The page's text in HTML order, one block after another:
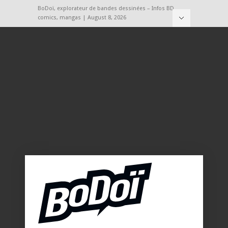
BoDoï, explorateur de bandes dessinées – Infos BD,
comics, mangas | August 8, 2026